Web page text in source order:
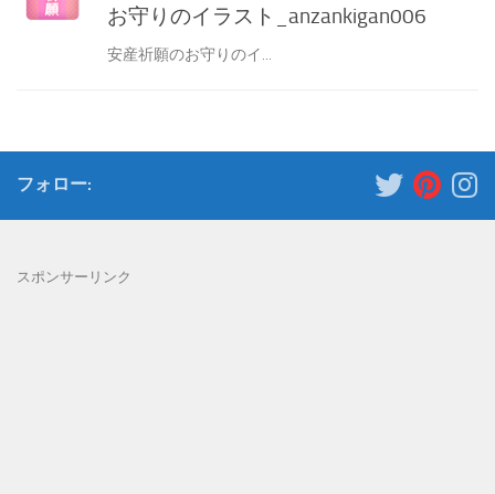
お守りのイラスト_anzankigan006
安産祈願のお守りのイ...
フォロー:
スポンサーリンク